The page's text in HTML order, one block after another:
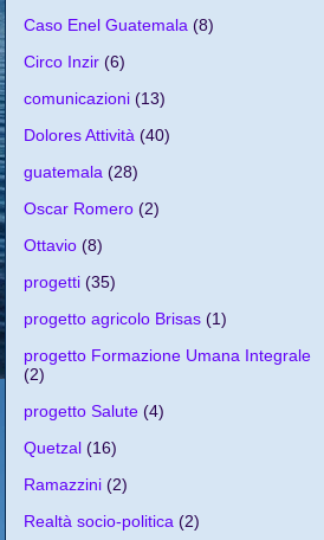
Caso Enel Guatemala (8)
Circo Inzir (6)
comunicazioni (13)
Dolores Attività (40)
guatemala (28)
Oscar Romero (2)
Ottavio (8)
progetti (35)
progetto agricolo Brisas (1)
progetto Formazione Umana Integrale
(2)
progetto Salute (4)
Quetzal (16)
Ramazzini (2)
Realtà socio-politica (2)